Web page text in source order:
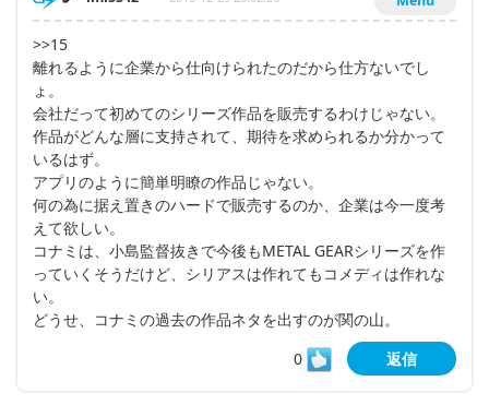
>>15
離れるように企業から仕向けられたのだから仕方ないでし
ょ。
会社だって初めてのシリーズ作品を販売するわけじゃない。
作品がどんな層に支持されて、期待を求められるか分かって
いるはず。
アプリのように簡単明瞭の作品じゃない。
何の為に据え置きのハードで販売するのか、企業は今一度考
えて欲しい。
コナミは、小島監督抜きで今後もMETAL GEARシリーズを作
っていくそうだけど、シリアスは作れてもコメディは作れな
い。
どうせ、コナミの過去の作品ネタを出すのが関の山。
0
返信